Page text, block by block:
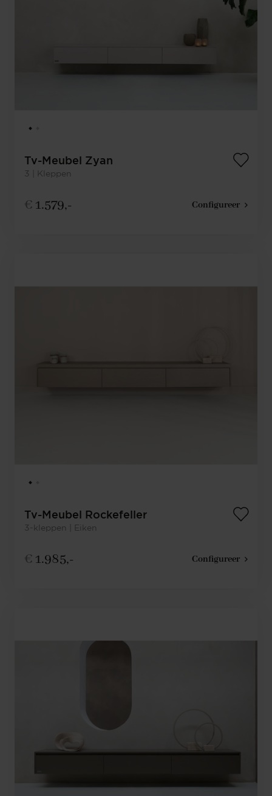
Tv-Meubel Zyan
3 | Kleppen
€ 1.579,- Configureer
Tv-Meubel Rockefeller
3-kleppen | Eiken
€ 1.985,- Configureer